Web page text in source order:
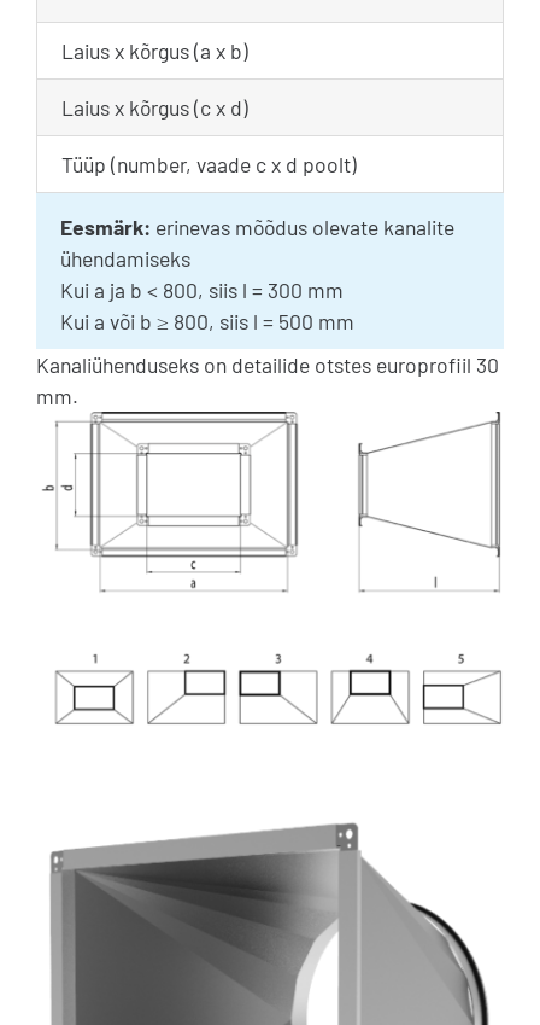
Laius x kõrgus (a x b)
Laius x kõrgus (c x d)
Tüüp (number, vaade c x d poolt)
Eesmärk: erinevas mõõdus olevate kanalite
ühendamiseks
Kui a ja b < 800, siis l = 300 mm
Kui a või b ≥ 800, siis l = 500 mm
Kanaliühenduseks on detailide otstes europrofiil 30
mm.